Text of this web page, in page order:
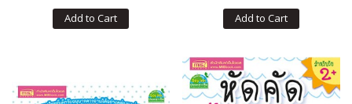
Add to Cart Add to Cart